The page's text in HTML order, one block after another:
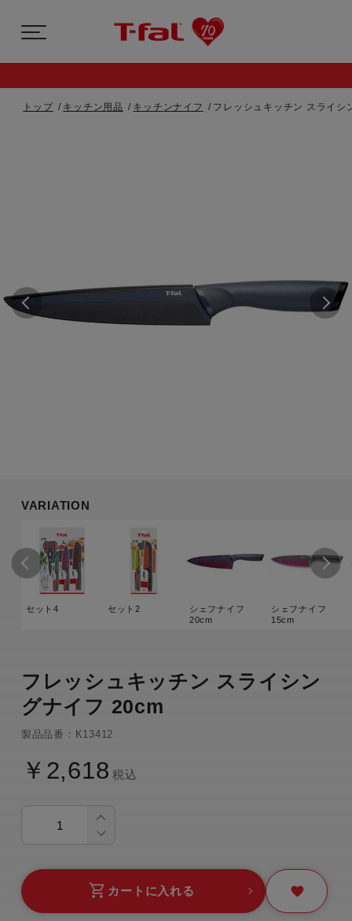
トップ キッチン用品 キッチンナイフ フレッシュキッチン スライシ
フレッシュキッチン スライシン
グナイフ 20cm
製品品番：K13412
￥2,618 税込
VARIATION
セット4 セット2
シェフナイフ
20cm
シェフナイフ
15cm
カートに入れる